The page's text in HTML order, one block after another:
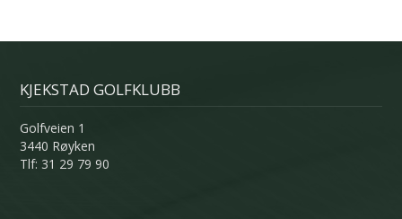
KJEKSTAD GOLFKLUBB
Golfveien 1
3440 Røyken
Tlf: 31 29 79 90